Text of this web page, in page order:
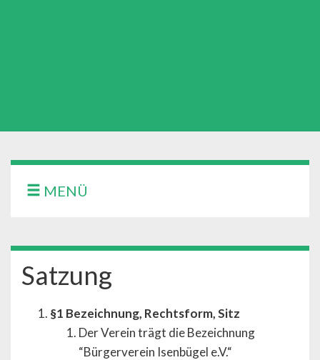
MENÜ
Satzung
§1 Bezeichnung, Rechtsform, Sitz
Der Verein trägt die Bezeichnung
“Bürgerverein Isenbügel e.V.“